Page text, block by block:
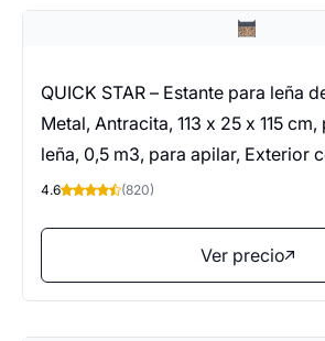
QUICK STAR – Estante para leña
Metal, Antracita, 113 x 25 x 115
leña, 0,5 m3, para apilar, Exterior
4.6 (820)
Ver precio